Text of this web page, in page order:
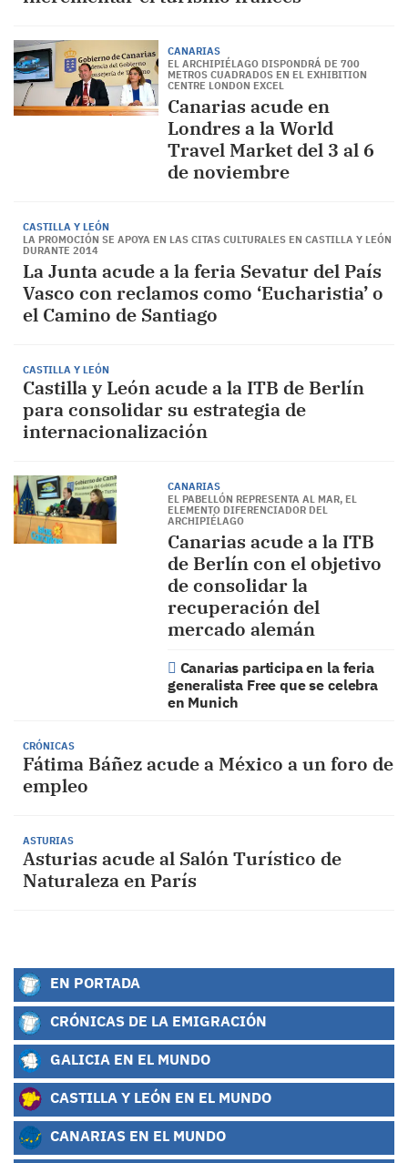
CANARIAS
EL ARCHIPIÉLAGO DISPONDRÁ DE 700
METROS CUADRADOS EN EL EXHIBITION
CENTRE LONDON EXCEL
Canarias acude en
Londres a la World
Travel Market del 3 al 6
de noviembre
CASTILLA Y LEÓN
LA PROMOCIÓN SE APOYA EN LAS CITAS CULTURALES EN CASTILLA Y LEÓN
DURANTE 2014
La Junta acude a la feria Sevatur del País
Vasco con reclamos como ‘Eucharistia’ o
el Camino de Santiago
CASTILLA Y LEÓN
Castilla y León acude a la ITB de Berlín
para consolidar su estrategia de
internacionalización
CANARIAS
EL PABELLÓN REPRESENTA AL MAR, EL
ELEMENTO DIFERENCIADOR DEL
ARCHIPIÉLAGO
Canarias acude a la ITB
de Berlín con el objetivo
de consolidar la
recuperación del
mercado alemán
Canarias participa en la feria
generalista Free que se celebra
en Munich
CRÓNICAS
Fátima Báñez acude a México a un foro de
empleo
ASTURIAS
Asturias acude al Salón Turístico de
Naturaleza en París
EN PORTADA
CRÓNICAS DE LA EMIGRACIÓN
GALICIA EN EL MUNDO
CASTILLA Y LEÓN EN EL MUNDO
CANARIAS EN EL MUNDO